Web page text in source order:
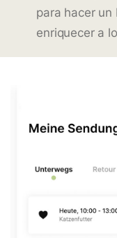
para hacer un
enriquecer a